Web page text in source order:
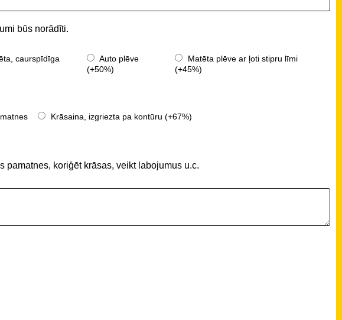
būs norādīti.
caurspīdīga
Auto plēve
(+50%)
Matēta plēve ar ļoti stipru līmi
(+45%)
Krāsaina, izgriezta pa kontūru (+67%)
koriģēt krāsas, veikt labojumus u.c.